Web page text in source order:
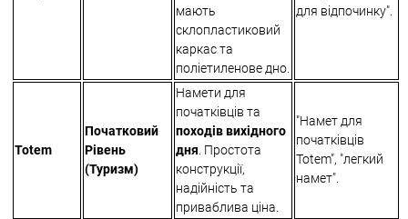
мають
склопластиковий
каркас та
поліетиленове дно.
для відпочинку".
Totem
Початковий
Рівень
(Туризм)
Намети для
початківців та
походів вихідного
дня . Простота
конструкції,
надійність та
приваблива ціна.
"Намет для
початківців
Totem", "легкий
намет".